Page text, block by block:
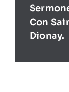
Con
Dionay.